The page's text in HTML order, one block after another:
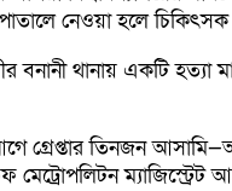
নেওয়া হলে
বনানী থানায় একটি
গ্রেপ্তার তিনজন
ম্যাজিস্ট্রেট